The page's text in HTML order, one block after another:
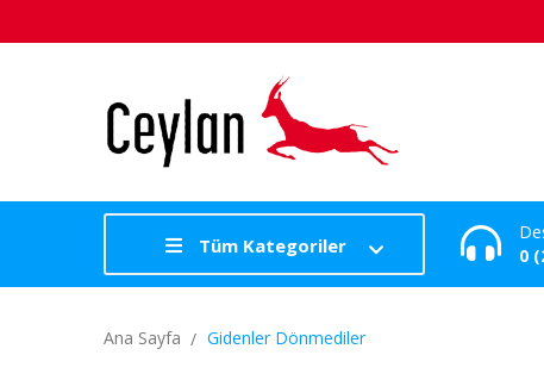
Tüm Kategoriler
0
Ana Sayfa Gidenler Dönmediler